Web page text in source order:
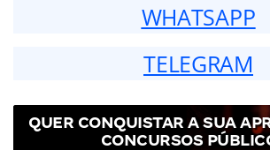
WHATSAPP
TELEGRAM
QUER CONQUISTAR A SUA
CONCURSOS